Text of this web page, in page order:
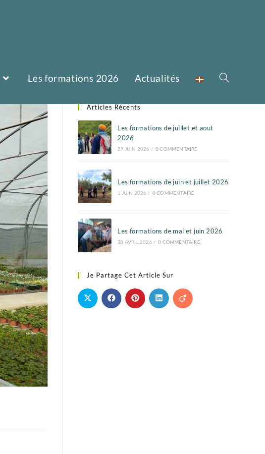
Les formations 2026 Actualités
Articles Récents
Les formations de juillet et aout
2026
29 JUIN 2026 / 0 COMMENTAIRE
Les formations de juin et juillet 2026
1 JUIN 2026 / 0 COMMENTAIRE
Les formations de mai et juin 2026
30 AVRIL 2026 / 0 COMMENTAIRE
Je Partage Cet Article Sur